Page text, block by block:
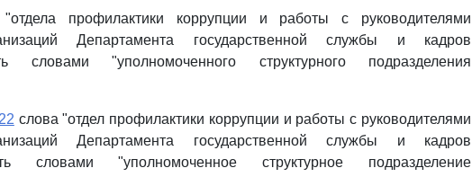
профилактики коррупции и работы с руководителями
Департамента государственной службы и кадров
словами "уполномоченного структурного подразделения
слова "отдел профилактики коррупции и работы с руководителями
Департамента государственной службы и кадров
словами "уполномоченное структурное подразделение